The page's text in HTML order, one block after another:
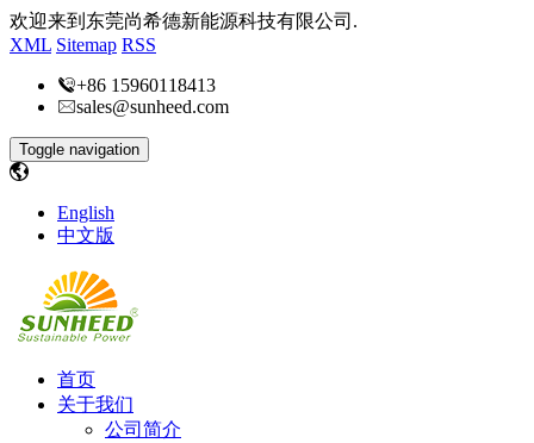
欢迎来到东莞尚希德新能源科技有限公司.
XML Sitemap RSS
+86 15960118413
sales@sunheed.com
Toggle navigation
English
中文版
首页
关于我们
公司简介